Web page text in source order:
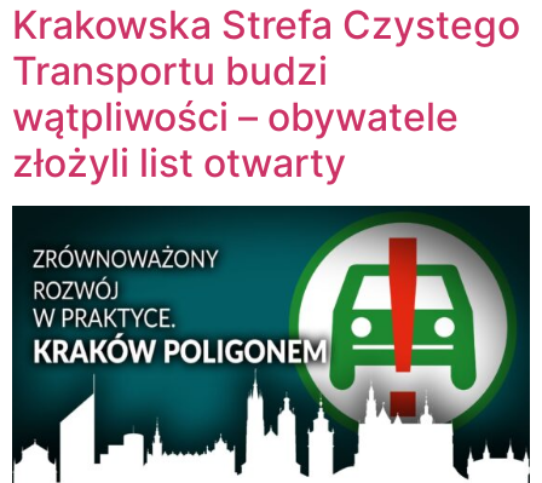
Krakowska Strefa Czystego
Transportu budzi
wątpliwości – obywatele
złożyli list otwarty